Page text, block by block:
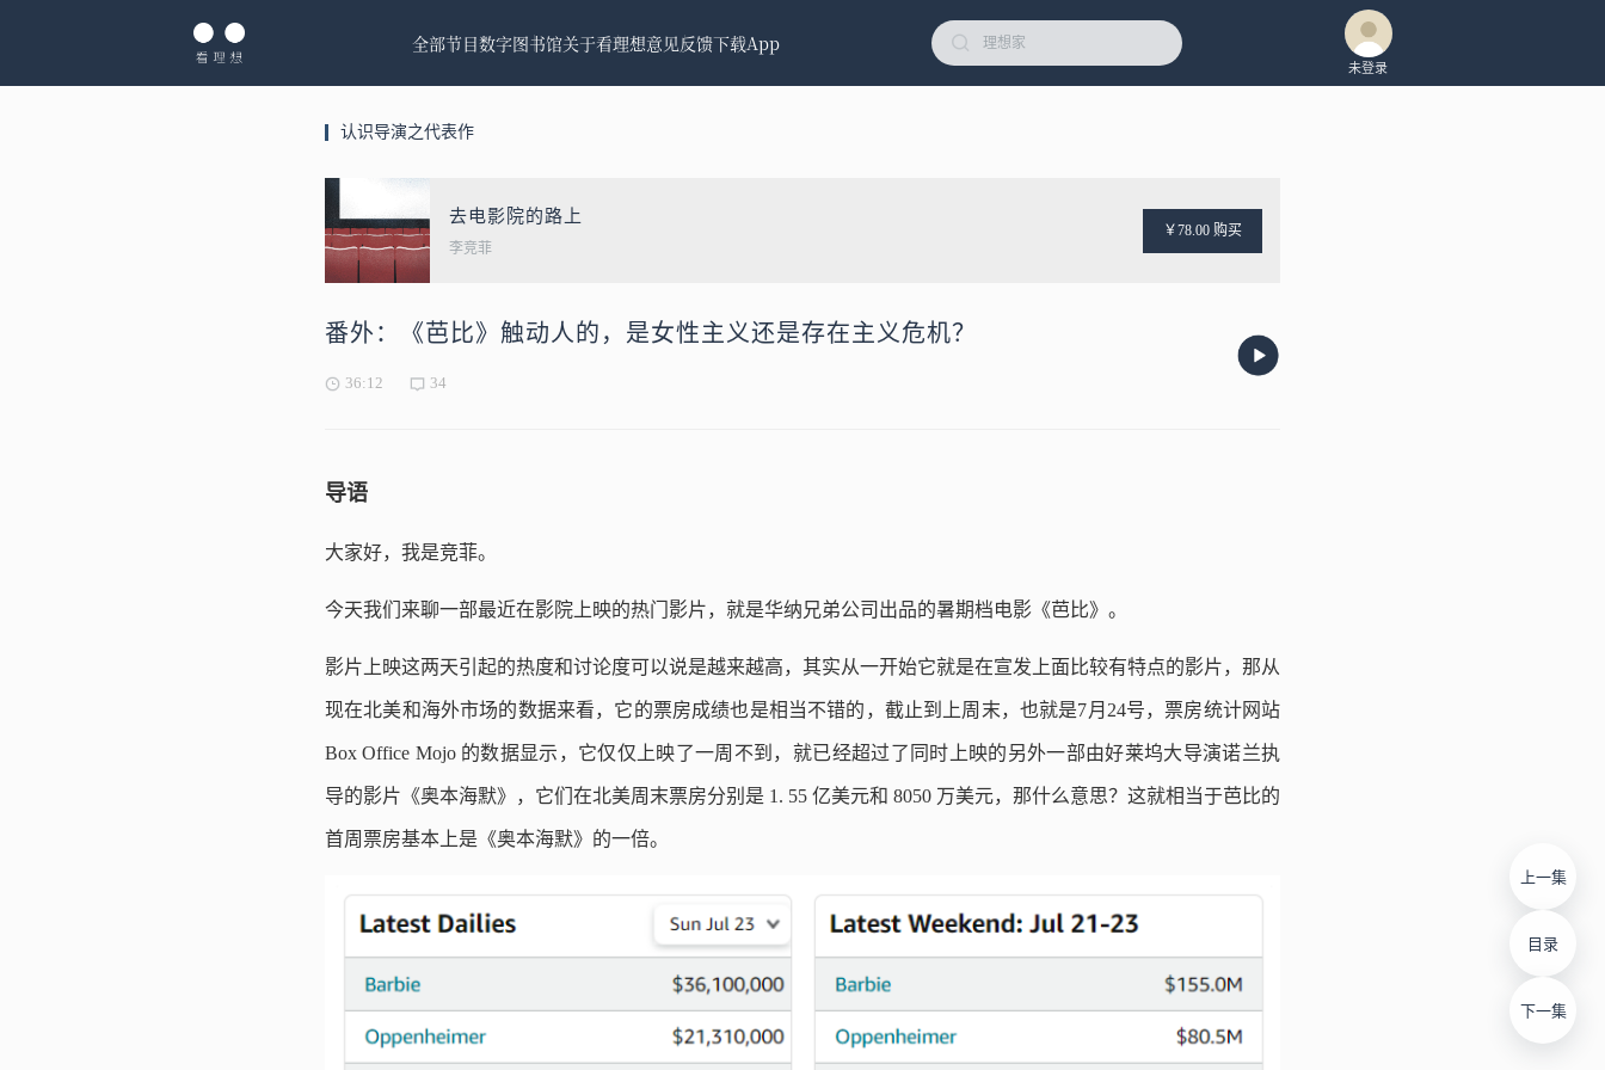
全部节目数字图书馆关于看理想意见反馈下载App
未登录
认识导演之代表作
去电影院的路上
李竞菲
￥78.00 购买
番外：《芭比》触动人的，是女性主义还是存在主义危机？
36:12 34
上一集
目录
下一集
导语
大家好，我是竞菲。
今天我们来聊一部最近在影院上映的热门影片，就是华纳兄弟公司出品的暑期档电影《芭比》。
影片上映这两天引起的热度和讨论度可以说是越来越高，其实从一开始它就是在宣发上面比较有特点的影片，那从
现在北美和海外市场的数据来看，它的票房成绩也是相当不错的，截止到上周末，也就是7月24号，票房统计网站
Box Office Mojo 的数据显示，它仅仅上映了一周不到，就已经超过了同时上映的另外一部由好莱坞大导演诺兰执
导的影片《奥本海默》，它们在北美周末票房分别是 1. 55 亿美元和 8050 万美元，那什么意思？这就相当于芭比的
首周票房基本上是《奥本海默》的一倍。